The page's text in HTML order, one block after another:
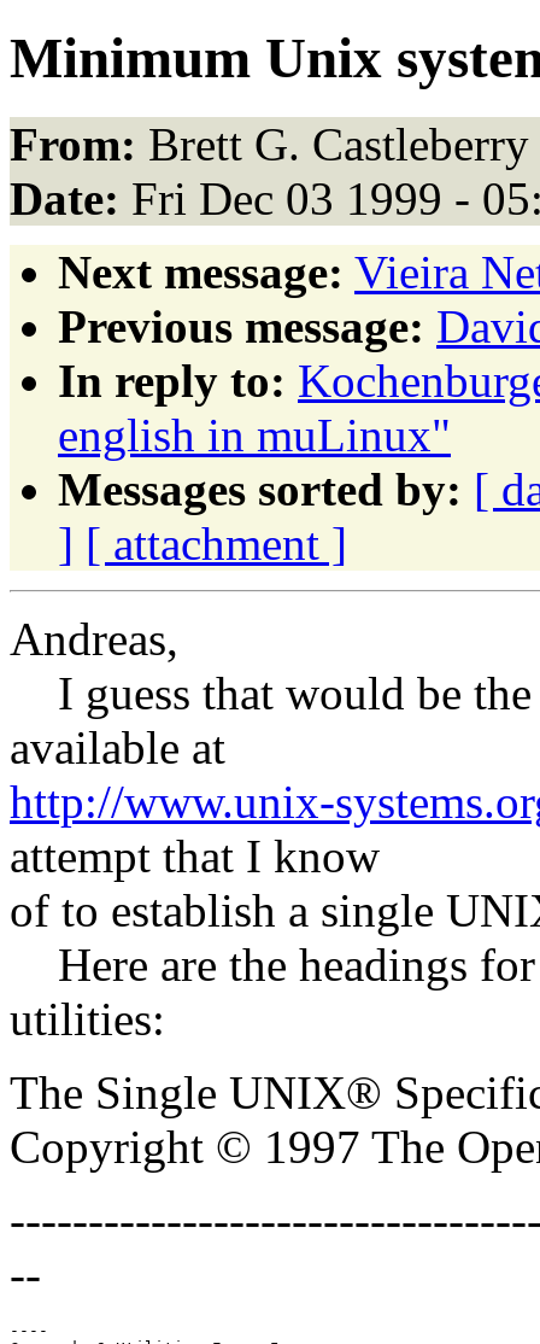
Minimum Unix
From: Brett G.
Date: Fri Dec 03 1999 -
Next message: Vieira
Previous message:
In reply to:
english in muLinux"
Messages sorted by: [
] [ attachment ]
Andreas,
I guess that would be
available at
http://www.unix-
attempt that I know
of to establish a single
Here are the headings
utilities:
The Single UNIX®
Copyright © 1997 The
--
----